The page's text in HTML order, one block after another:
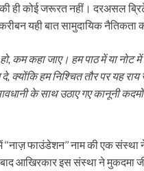
ही कोई जरूरत नहीं। दरअसल
यही बात सामुदायिक नैतिकता
कम कहा जाए। हम पाठ में या नोट
क्योंकि हम निश्चित तौर पर यह
के साथ उठाए गए कानूनी
फाउंडेशन’’ नाम की एक
इस संस्था ने मुकदमा